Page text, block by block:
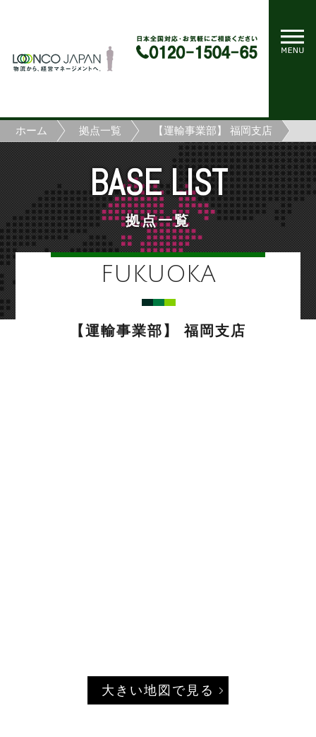
ホーム 拠点一覧 【運輸事業部】 福岡支店
BASE LIST
拠点一覧
FUKUOKA
【運輸事業部】 福岡支店
大きい地図で見る